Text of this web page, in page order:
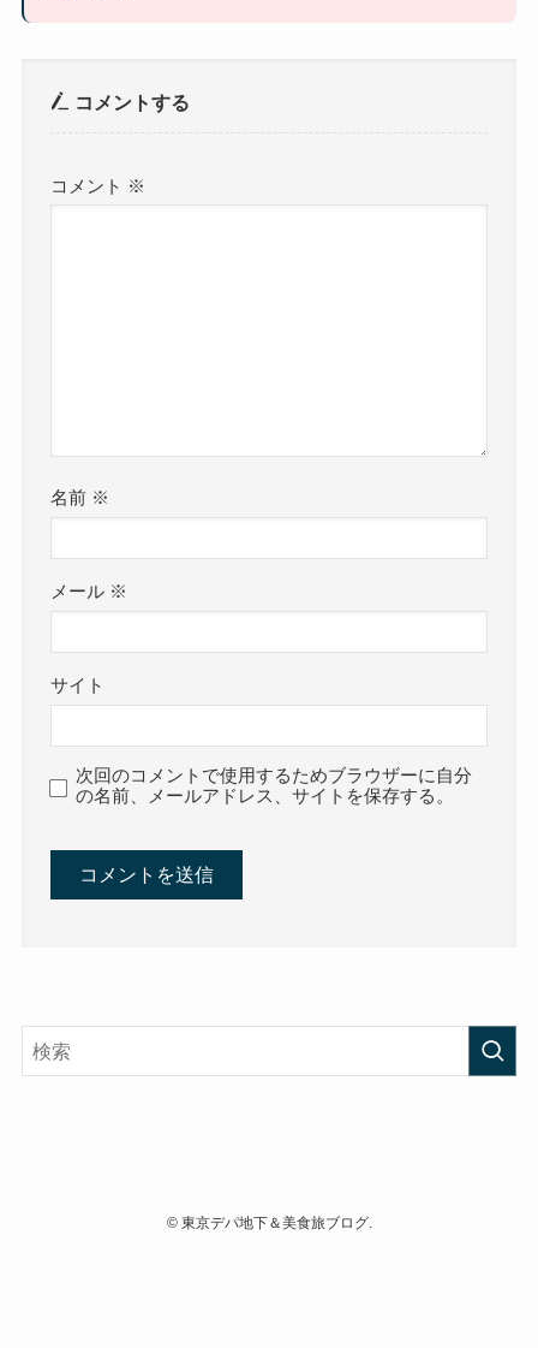
コメントする
コメント ※
名前 ※
メール ※
サイト
次回のコメントで使用するためブラウザーに自分
の名前、メールアドレス、サイトを保存する。
©東京デパ地下＆美食旅ブログ.